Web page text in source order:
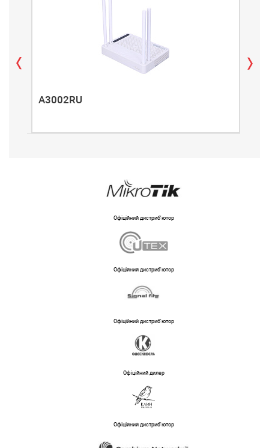
A3002RU
Офіційний дистриб'ютор
Офіційний дистриб'ютор
Офіційний дистриб'ютор
Офіційний дилер
Офіційний дистриб'ютор